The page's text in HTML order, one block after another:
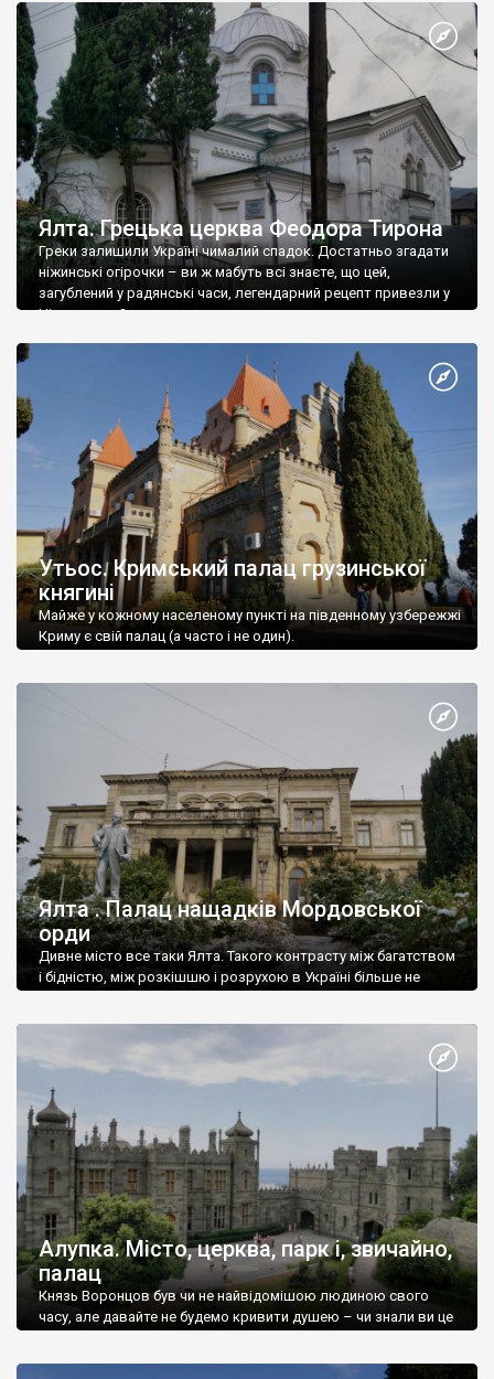
Ялта. Грецька церква Феодора Тирона
Греки залишили Україні чималий спадок. Достатньо згадати
ніжинські огірочки – ви ж мабуть всі знаєте, що цей,
загублений у радянські часи, легендарний рецепт привезли у
Ніжин греки?
Утьос. Кримський палац грузинської
княгині
Майже у кожному населеному пункті на південному узбережжі
Криму є свій палац (а часто і не один).
Ялта . Палац нащадків Мордовської
орди
Дивне місто все таки Ялта. Такого контрасту між багатством
і бідністю, між розкішшю і розрухою в Україні більше не
Алупка. Місто, церква, парк і, звичайно,
палац
Князь Воронцов був чи не найвідомішою людиною свого
часу, але давайте не будемо кривити душею – чи знали ви це